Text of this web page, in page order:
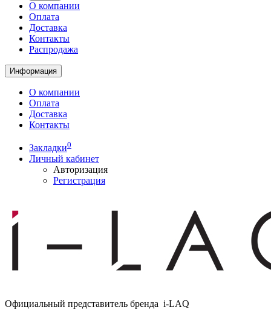
О компании
Оплата
Доставка
Контакты
Распродажа
Информация
О компании
Оплата
Доставка
Контакты
Закладки0
Личный кабинет
Авторизация
Регистрация
Официальный представитель бренда i-LAQ